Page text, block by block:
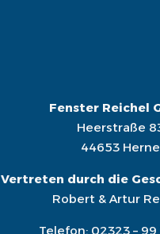
Fenster Reichel
Heerstraße
44653 Herne
Vertreten durch die
Robert & Artur
Telefon: 02323 –